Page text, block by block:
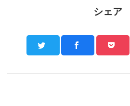
シェア